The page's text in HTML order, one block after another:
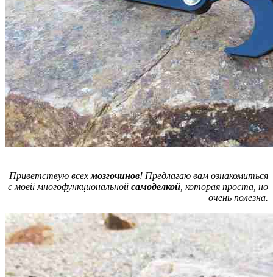
Приветствую всехмозгочинов! Предлагаю вам ознакомиться
с моей многофункциональной самоделкой , которая проста, но
очень полезна.